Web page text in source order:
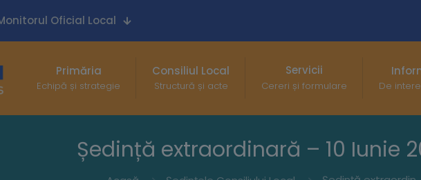
Oficial Local
Primăria
Echipă și strategie
Consiliul Local
Structură și acte
Servicii
Cereri și formulare De
Ședință extraordinară – 10 Iunie